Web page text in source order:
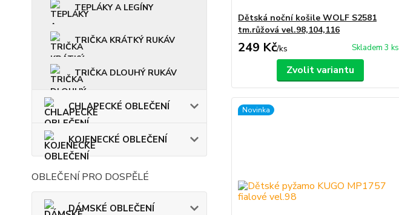
TEPLÁKY A LEGÍNY
TRIČKA KRÁTKÝ RUKÁV
TRIČKA DLOUHÝ RUKÁV
CHLAPECKÉ OBLEČENÍ
KOJENECKÉ OBLEČENÍ
OBLEČENÍ PRO DOSPĚLÉ
DÁMSKÉ OBLEČENÍ
Dětská noční košile WOLF S2581
tm.růžová vel.98,104,116
249 Kč/ks Skladem 3 ks
Zvolit variantu
Novinka